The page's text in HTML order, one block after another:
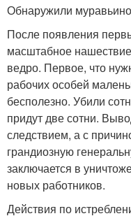
Обнаружили
После появления
масштабное
ведро. Первое, что
рабочих особей
бесполезно. Убили
придут две сотни.
следствием, а с
грандиозную
заключается в
новых работников.
Действия по